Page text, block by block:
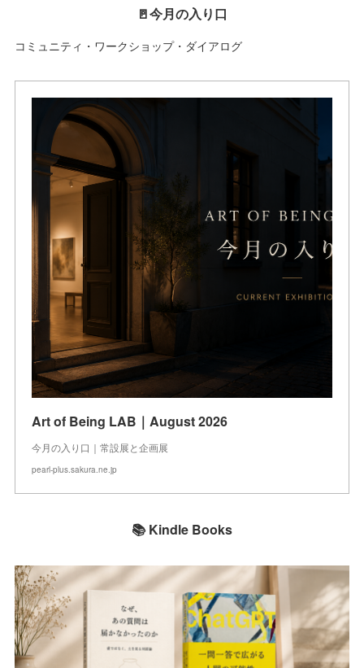
🚪今月の入り口
コミュニティ・ワークショップ・ダイアログ
Art of Being LAB｜August 2026
今月の入り口｜常設展と企画展
pearl-plus.sakura.ne.jp
📚 Kindle Books